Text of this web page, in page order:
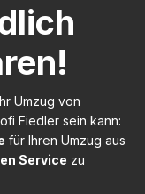
Umzug von
Fiedler sein kann:
für Ihren Umzug aus
Service zu